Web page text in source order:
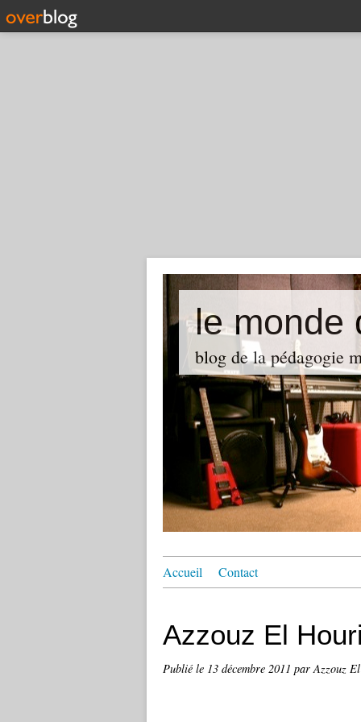
le monde
blog de la pédagogie
Accueil Contact
Azzouz El
Publié le 13 décembre 2011 par Azzouz